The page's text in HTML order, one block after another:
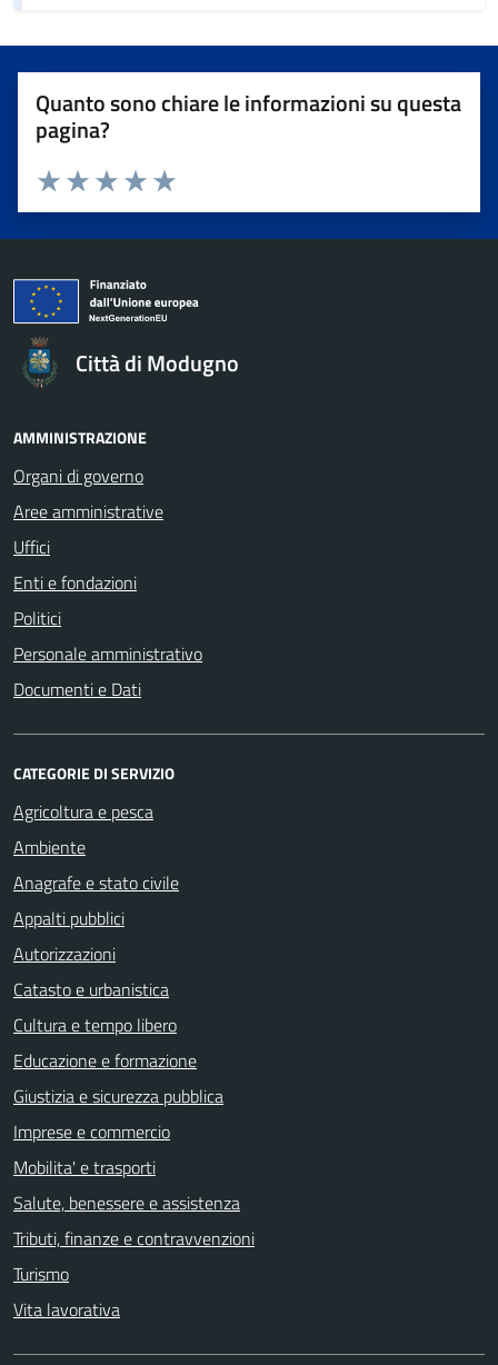
Quanto sono chiare le informazioni su questa
pagina?
Valuta da 1 a 5 stelle la pagina
Valuta 5 stelle su 5
Valuta 4 stelle su 5
Valuta 3 stelle su 5
Valuta 2 stelle su 5
Valuta 1 stelle su 5
Città di Modugno
AMMINISTRAZIONE
Organi di governo
Aree amministrative
Uffici
Enti e fondazioni
Politici
Personale amministrativo
Documenti e Dati
CATEGORIE DI SERVIZIO
Agricoltura e pesca
Ambiente
Anagrafe e stato civile
Appalti pubblici
Autorizzazioni
Catasto e urbanistica
Cultura e tempo libero
Educazione e formazione
Giustizia e sicurezza pubblica
Imprese e commercio
Mobilita' e trasporti
Salute, benessere e assistenza
Tributi, finanze e contravvenzioni
Turismo
Vita lavorativa